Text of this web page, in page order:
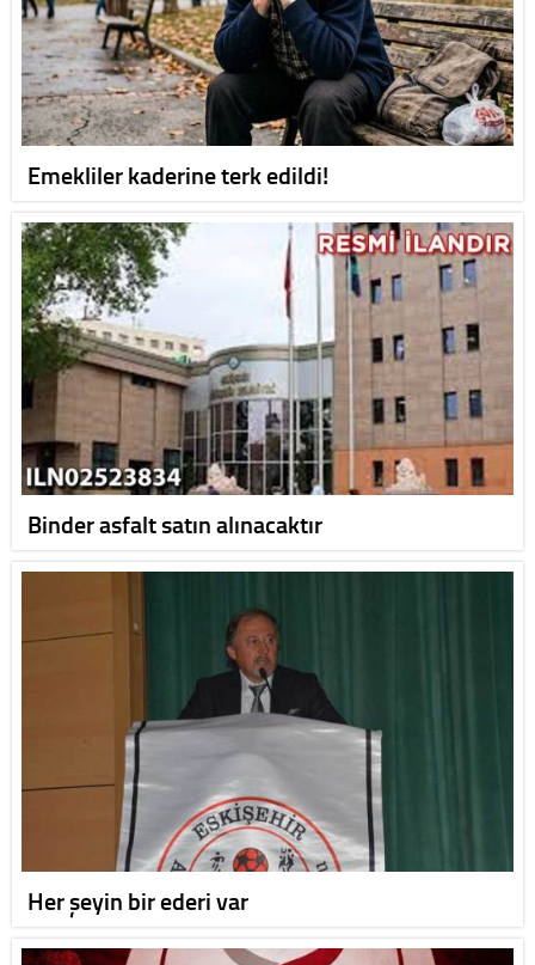
Emekliler kaderine terk edildi!
Binder asfalt satın alınacaktır
Her şeyin bir ederi var